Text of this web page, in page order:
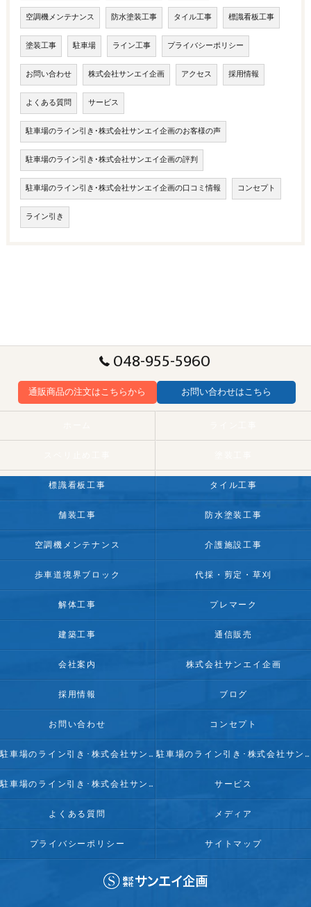
空調機メンテナンス 防水塗装工事 タイル工事 標識看板工事
塗装工事 駐車場 ライン工事 プライバシーポリシー
お問い合わせ 株式会社サンエイ企画 アクセス 採用情報
よくある質問 サービス
駐車場のライン引き･株式会社サンエイ企画のお客様の声
駐車場のライン引き･株式会社サンエイ企画の評判
駐車場のライン引き･株式会社サンエイ企画の口コミ情報 コンセプト
ライン引き
048-955-5960
通販商品の注文はこちらから お問い合わせはこちら
標識看板工事 タイル工事
舗装工事 防水塗装工事
空調機メンテナンス 介護施設工事
歩車道境界ブロック 代採・剪定・草刈
解体工事 プレマーク
建築工事 通信販売
会社案内 株式会社サンエイ企画
採用情報 ブログ
お問い合わせ コンセプト
駐車場のライン引き･株式会社サンエイ企画の口コミ情報 駐車場のライン引き･株式会社サンエイ企画の評判
駐車場のライン引き･株式会社サンエイ企画のお客様の声 サービス
よくある質問 メディア
プライバシーポリシー サイトマップ